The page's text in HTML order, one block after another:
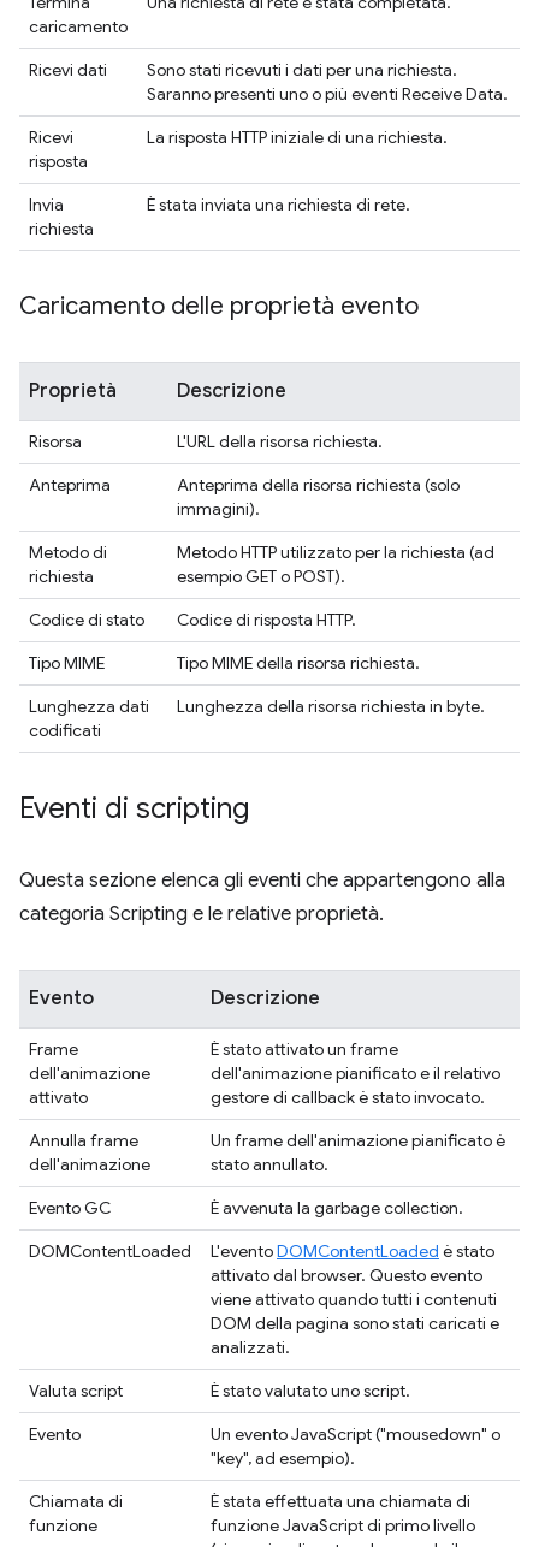
caricamento
Ricevi dati
Sono stati ricevuti i dati per una richiesta.
Saranno presenti uno o più eventi Receive Data.
Ricevi
risposta
La risposta HTTP iniziale di una richiesta.
Invia
richiesta
È stata inviata una richiesta di rete.
Caricamento delle proprietà evento
Proprietà Descrizione
Risorsa
L'URL della risorsa richiesta.
Anteprima
Anteprima della risorsa richiesta (solo
immagini).
Metodo di
richiesta
Metodo HTTP utilizzato per la richiesta (ad
esempio GET o POST).
Codice di stato
Codice di risposta HTTP.
Tipo MIME
Tipo MIME della risorsa richiesta.
Lunghezza dati
codificati
Lunghezza della risorsa richiesta in byte.
Eventi di scripting
Questa sezione elenca gli eventi che appartengono alla
categoria Scripting e le relative proprietà.
Evento Descrizione
Frame
dell'animazione
attivato
È stato attivato un frame
dell'animazione pianificato e il relativo
gestore di callback è stato invocato.
Annulla frame
dell'animazione
Un frame dell'animazione pianificato è
stato annullato.
Evento GC
È avvenuta la garbage collection.
DOMContentLoaded
L'eventoDOMContentLoaded è stato
attivato dal browser. Questo evento
viene attivato quando tutti i contenuti
DOM della pagina sono stati caricati e
analizzati.
Valuta script
È stato valutato uno script.
Evento
Un evento JavaScript ("mousedown" o
"key", ad esempio).
Chiamata di
funzione
È stata effettuata una chiamata di
funzione JavaScript di primo livello